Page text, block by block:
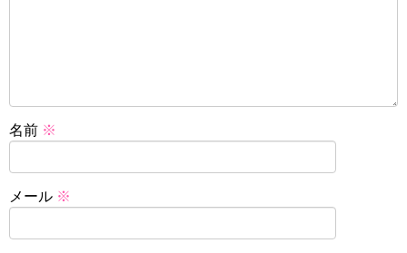
名前 ※
メール ※